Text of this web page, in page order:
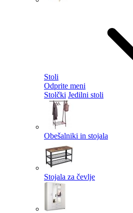
Stoli
Odprite meni
Stolčki Jedilni stoli
Obešalniki in stojala
Stojala za čevlje